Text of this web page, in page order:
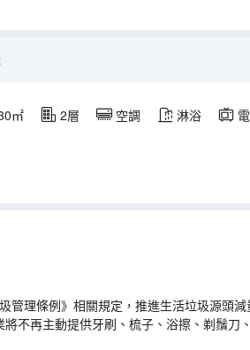
㎡ 2層 空調 淋浴
管理條例》相關規定，推進生活垃圾源頭
不再主動提供牙刷、梳子、浴擦、剃鬚刀